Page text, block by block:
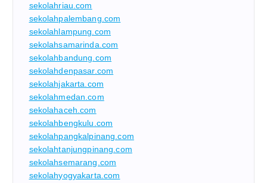
sekolahriau.com
sekolahpalembang.com
sekolahlampung.com
sekolahsamarinda.com
sekolahbandung.com
sekolahdenpasar.com
sekolahjakarta.com
sekolahmedan.com
sekolahaceh.com
sekolahbengkulu.com
sekolahpangkalpinang.com
sekolahtanjungpinang.com
sekolahsemarang.com
sekolahyogyakarta.com